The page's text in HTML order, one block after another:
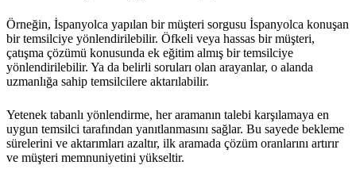
Örneğin, İspanyolca yapılan bir müşteri sorgusu İspanyolca konuşan
bir temsilciye yönlendirilebilir. Öfkeli veya hassas bir müşteri,
çatışma çözümü konusunda ek eğitim almış bir temsilciye
yönlendirilebilir. Ya da belirli soruları olan arayanlar, o alanda
uzmanlığa sahip temsilcilere aktarılabilir.
Yetenek tabanlı yönlendirme, her aramanın talebi karşılamaya en
uygun temsilci tarafından yanıtlanmasını sağlar. Bu sayede bekleme
sürelerini ve aktarımları azaltır, ilk aramada çözüm oranlarını artırır
ve müşteri memnuniyetini yükseltir.